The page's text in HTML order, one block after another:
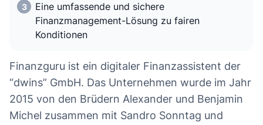
Eine umfassende und sichere
Finanzmanagement-Lösung zu fairen
Konditionen
Finanzguru ist ein digitaler Finanzassistent der
“dwins” GmbH. Das Unternehmen wurde im Jahr
2015 von den Brüdern Alexander und Benjamin
Michel zusammen mit Sandro Sonntag und